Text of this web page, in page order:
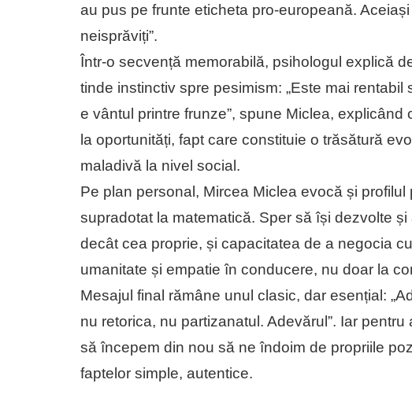
au pus pe frunte eticheta pro-europeană.
neisprăviți”.
Într-o secvență memorabilă, psihologul explică
tinde instinctiv spre pesimism: „Este mai
e vântul printre frunze”, spune Miclea,
la oportunități, fapt care constituie o trăsătură
maladivă la nivel social.
Pe plan personal, Mircea Miclea evocă și
supradotat la matematică. Sper să își dezvolte
decât cea proprie, și capacitatea de a negocia
umanitate și empatie în conducere, nu doar la
Mesajul final rămâne unul clasic, dar esențial:
nu retorica, nu partizanatul. Adevărul”. Iar
să începem din nou să ne îndoim de propriile
faptelor simple, autentice.